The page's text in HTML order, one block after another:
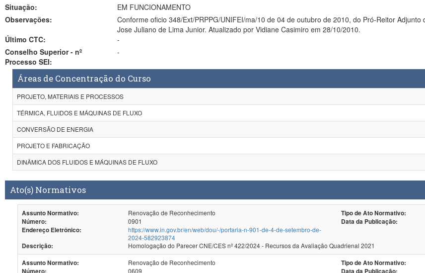
Situação:
EM FUNCIONAMENTO
Observações:
Conforme oficio 348/Ext/PRPPG/UNIFEI/ma/10 de 04 de outubro de 2010, do Pró-Reitor
Jose Juliano de Lima Junior. Atualizado por Vidiane Casimiro em 28/10/2010.
Último CTC:
-
Conselho Superior - nº
Processo SEI:
-
Áreas de Concentração do Curso
PROJETO, MATERIAIS E PROCESSOS
TÉRMICA, FLUIDOS E MÁQUINAS DE FLUXO
CONVERSÃO DE ENERGIA
PROJETO E FABRICAÇÃO
DINÂMICA DOS FLUIDOS E MÁQUINAS DE FLUXO
Ato(s) Normativos
Assunto Normativo: Renovação de Reconhecimento Tipo de Ato Normativo:
Número:
0901 Data da Publicação:
Endereço Eletrônico:
https://www.in.gov.br/en/web/dou/-/portaria-n-901-de-4-de-setembro-de-
2024-582923874
Descrição:
Homologação do Parecer CNE/CES nº 422/2024 - Recursos da Avaliação Quadrienal 2021
Assunto Normativo: Renovação de Reconhecimento Tipo de Ato Normativo:
Número:
0609 Data da Publicação: